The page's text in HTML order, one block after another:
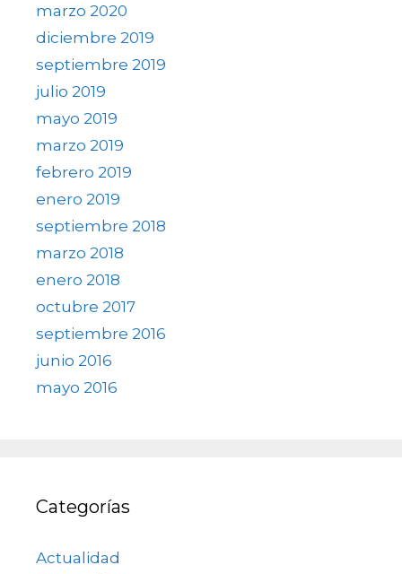
marzo 2020
diciembre 2019
septiembre 2019
julio 2019
mayo 2019
marzo 2019
febrero 2019
enero 2019
septiembre 2018
marzo 2018
enero 2018
octubre 2017
septiembre 2016
junio 2016
mayo 2016
Categorías
Actualidad